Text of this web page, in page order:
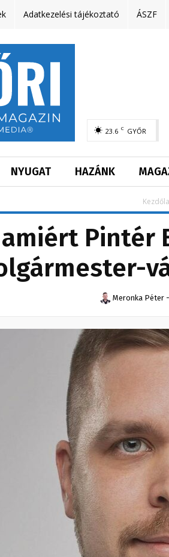
Adatkezelési tájékoztató ÁSZF
23.6 C GYŐR
NYUGAT HAZÁNK
amiért Pintér
Meronka Péter -